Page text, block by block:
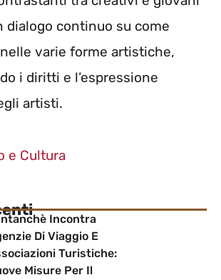
dialogo continuo su come
varie forme artistiche,
i diritti e l’espressione
artisti.
e Cultura
Incontra
Di Viaggio E
Turistiche:
Misure Per Il